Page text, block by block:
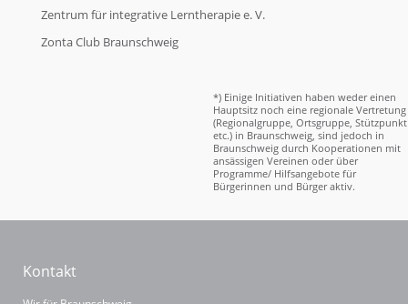
Zentrum für integrative Lerntherapie e. V.
Zonta Club Braunschweig
*) Einige Initiativen haben weder einen
Hauptsitz noch eine regionale Vertretung
(Regionalgruppe, Ortsgruppe, Stützpunkt
etc.) in Braunschweig, sind jedoch in
Braunschweig durch Kooperationen mit
ansässigen Vereinen oder über
Programme/ Hilfsangebote für
Bürgerinnen und Bürger aktiv.
Kontakt